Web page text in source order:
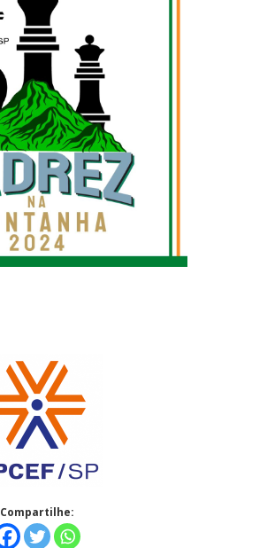
Compartilhe:
Aproveite a parceria da Apcef
com o Sesi e invista em saúde
e momentos de lazer!